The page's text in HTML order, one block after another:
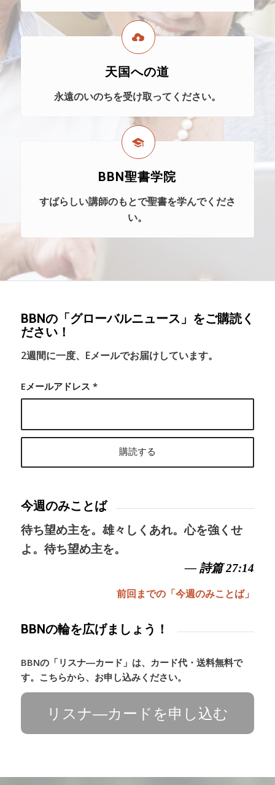
天国への道
永遠のいのちを受け取ってください。
BBN聖書学院
すばらしい講師のもとで聖書を学んでくださ
い。
BBNの「グローバルニュース」をご購読く
ださい！
2週間に一度、Eメールでお届けしています。
Eメールアドレス *
今週のみことば
待ち望め主を。雄々しくあれ。心を強くせ
よ。待ち望め主を。
— 詩篇 27:14
前回までの「今週のみことば」
BBNの輪を広げましょう！
BBNの「リスナ―カード」は、カード代・送料無料で
す。こちらから、お申し込みください。
リスナ―カードを申し込む